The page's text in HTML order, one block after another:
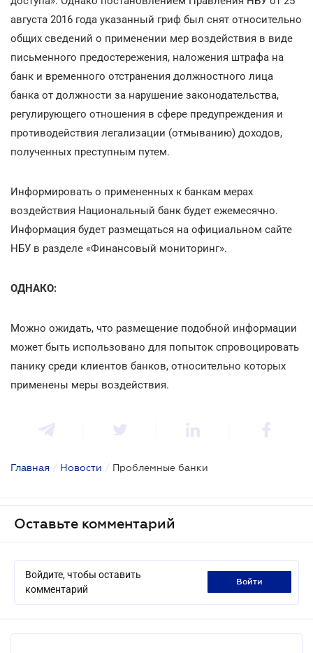
августа 2016 года указанный гриф был снят относительно
общих сведений о применении мер воздействия в виде
письменного предостережения, наложения штрафа на
банк и временного отстранения должностного лица
банка от должности за нарушение законодательства,
регулирующего отношения в сфере предупреждения и
противодействия легализации (отмыванию) доходов,
полученных преступным путем.
Информировать о примененных к банкам мерах
воздействия Национальный банк будет ежемесячно.
Информация будет размещаться на официальном сайте
НБУ в разделе «Финансовый мониторинг».
ОДНАКО:
Можно ожидать, что размещение подобной информации
может быть использовано для попыток спровоцировать
панику среди клиентов банков, относительно которых
применены меры воздействия.
Главная / Новости / Проблемные банки
Оставьте комментарий
Войдите, чтобы оставить
комментарий
войти